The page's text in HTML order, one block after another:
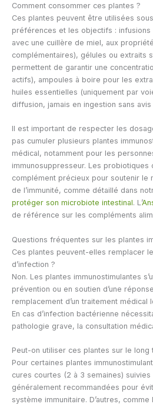
Comment consommer ces plantes ?
Ces plantes peuvent être utilisées
préférences et les objectifs : infusions
avec une cuillère de miel, aux
complémentaires), gélules ou extraits
permettent de garantir une
actifs), ampoules à boire pour les
huiles essentielles (uniquement par
diffusion, jamais en ingestion sans avis
Il est important de respecter les
pas cumuler plusieurs plantes
médical, notamment pour les
immunosuppresseur. Les probiotiques
complément précieux pour soutenir le
de l’immunité, comme détaillé dans
protéger son microbiote intestinal. L’
de référence sur les compléments
Questions fréquentes sur les plantes
Ces plantes peuvent-elles remplacer
d’infection ?
Non. Les plantes immunostimulantes
prévention ou en soutien d’une
remplacement d’un traitement médical
En cas d’infection bactérienne
pathologie grave, la consultation
Peut-on utiliser ces plantes sur le long
Pour certaines plantes
cures courtes (2 à 3 semaines)
généralement recommandées pour
système immunitaire. D’autres,